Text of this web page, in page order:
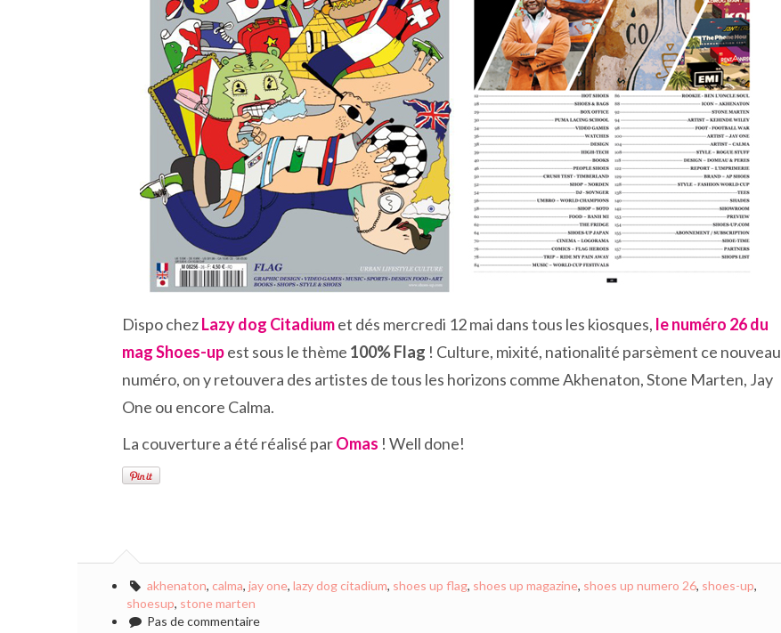
Dispo chezLazy dog Citadiumet dés mercredi 12 mai dans tous les kiosques, le numéro 26 du
mag Shoes-upest sous le thème 100% Flag ! Culture, mixité, nationalité parsèment ce nouveau
numéro, on y retouvera des artistes de tous les horizons comme Akhenaton, Stone Marten, Jay
One ou encore Calma.
La couverture a été réalisé parOmas ! Well done!
akhenaton, calma, jay one, lazy dog citadium, shoes up flag, shoes up magazine, shoes up numero 26, shoes-up,
shoesup, stone marten
Pas de commentaire